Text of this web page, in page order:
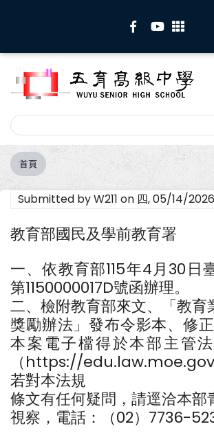
內
Search
Search
導
航
連
首頁
Submitted byW211 on 四, 05/14/2026
教育部國民及學前教育署
一、依教育部115年4月30日
第1150000017D號函辦理。
二、檢附教育部來文、「教育
獎勵辦法」發布令影本、修正
本案電子檔得於本部主管
（https://
若對本法規
條文有任何疑問，請逕洽本部
視察，電話：（02）7736-